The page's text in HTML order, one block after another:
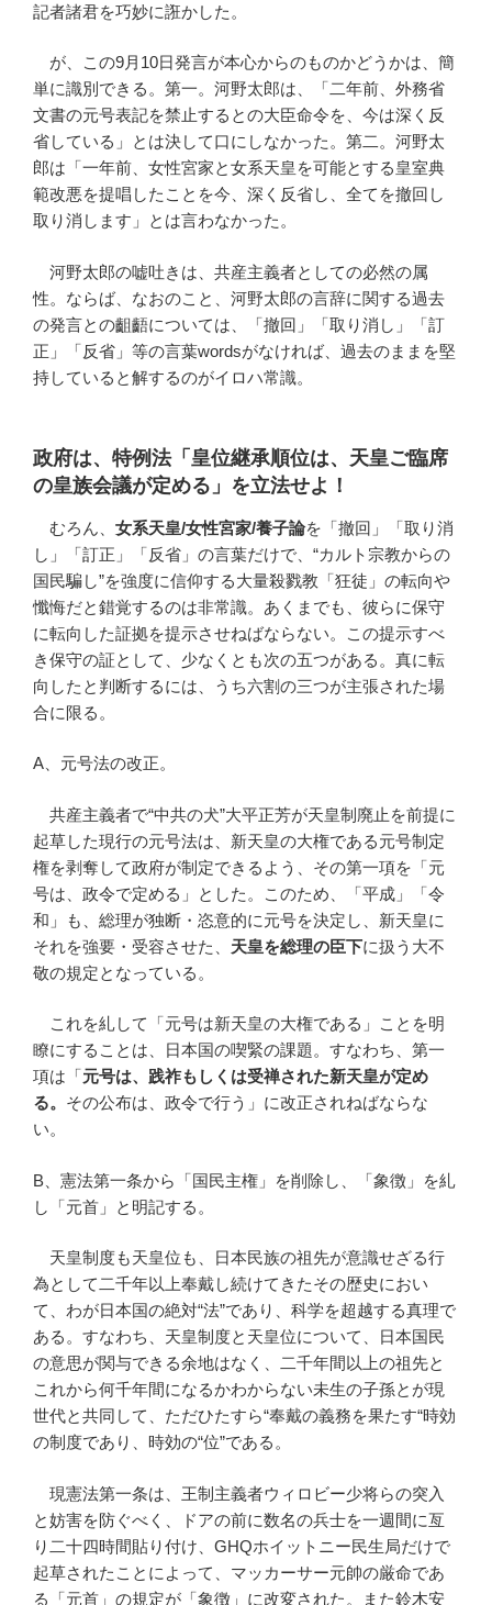
記者諸君を巧妙に誑かした。
が、この9月10日発言が本心からのものかどうかは、簡
単に識別できる。第一。河野太郎は、「二年前、外務省
文書の元号表記を禁止するとの大臣命令を、今は深く反
省している」とは決して口にしなかった。第二。河野太
郎は「一年前、女性宮家と女系天皇を可能とする皇室典
範改悪を提唱したことを今、深く反省し、全てを撤回し
取り消します」とは言わなかった。
河野太郎の嘘吐きは、共産主義者としての必然の属
性。ならば、なおのこと、河野太郎の言辞に関する過去
の発言との齟齬については、「撤回」「取り消し」「訂
正」「反省」等の言葉wordsがなければ、過去のままを堅
持していると解するのがイロハ常識。
政府は、特例法「皇位継承順位は、天皇ご臨席
の皇族会議が定める」を立法せよ！
むろん、 女系天皇/女性宮家/養子論を「撤回」「取り消
し」「訂正」「反省」の言葉だけで、“カルト宗教からの
国民騙し”を強度に信仰する大量殺戮教「狂徒」の転向や
懺悔だと錯覚するのは非常識。あくまでも、彼らに保守
に転向した証拠を提示させねばならない。この提示すべ
き保守の証として、少なくとも次の五つがある。真に転
向したと判断するには、うち六割の三つが主張された場
合に限る。
A、元号法の改正。
共産主義者で“中共の犬”大平正芳が天皇制廃止を前提に
起草した現行の元号法は、新天皇の大権である元号制定
権を剥奪して政府が制定できるよう、その第一項を「元
号は、政令で定める」とした。このため、「平成」「令
和」も、総理が独断・恣意的に元号を決定し、新天皇に
それを強要・受容させた、 天皇を総理の臣下に扱う大不
敬の規定となっている。
これを糺して「元号は新天皇の大権である」ことを明
瞭にすることは、日本国の喫緊の課題。すなわち、第一
項は「元号は、践祚もしくは受禅された新天皇が定め
る。 その公布は、政令で行う」に改正されねばならな
い。
B、憲法第一条から「国民主権」を削除し、「象徴」を糺
し「元首」と明記する。
天皇制度も天皇位も、日本民族の祖先が意識せざる行
為として二千年以上奉戴し続けてきたその歴史におい
て、わが日本国の絶対“法”であり、科学を超越する真理で
ある。すなわち、天皇制度と天皇位について、日本国民
の意思が関与できる余地はなく、二千年間以上の祖先と
これから何千年間になるかわからない未生の子孫とが現
世代と共同して、ただひたすら“奉戴の義務を果たす“時効
の制度であり、時効の“位”である。
現憲法第一条は、王制主義者ウィロビー少将らの突入
と妨害を防ぐべく、ドアの前に数名の兵士を一週間に亙
り二十四時間貼り付け、GHQホイットニー民生局だけで
起草されたことによって、マッカーサー元帥の厳命であ
る「元首」の規定が「象徴」に改変された。また鈴木安